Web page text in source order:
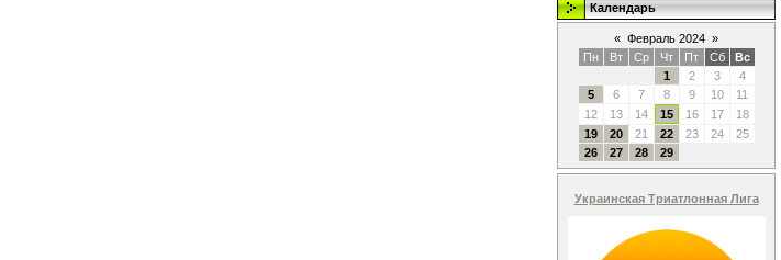
Календарь
« Февраль 2024 »
Пн
Вт Ср Чт Пт Сб
Вс
1
2 3
4
5
6 7 8 9 10
11
12
13 14 15 16 17
18
19
20 21 22 23 24
25
26
27 28 29
Украинская Триатлонная Лига